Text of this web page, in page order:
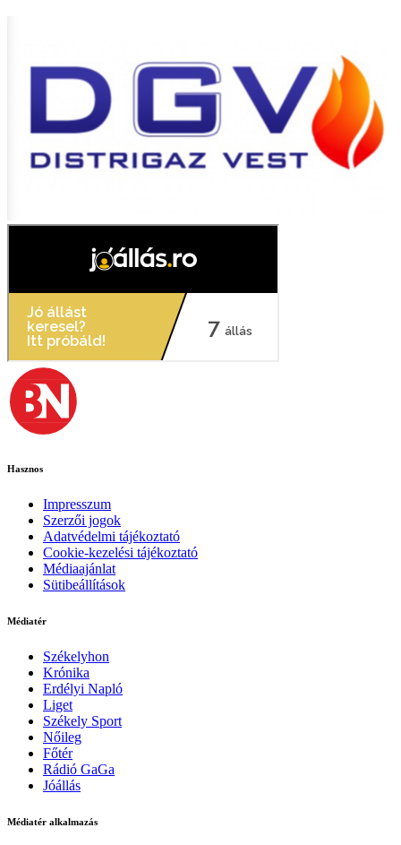
Hasznos
Impresszum
Szerzői jogok
Adatvédelmi tájékoztató
Cookie-kezelési tájékoztató
Médiaajánlat
Sütibeállítások
Médiatér
Székelyhon
Krónika
Erdélyi Napló
Liget
Székely Sport
Nőileg
Főtér
Rádió GaGa
Jóállás
Médiatér alkalmazás